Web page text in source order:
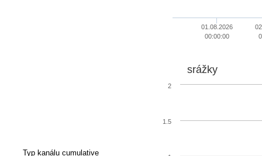
01.08.2026
00:00:00
Typ kanálu cumulative
srážky
1.5
2